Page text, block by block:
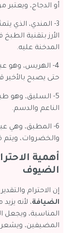
أو الدجاج، ويعتبر
3- المندي، الذي
الأرز بتقنية
المدخنة عليه.
4- الهريس، وهو
حتى يصبح بالأخير
5- السليق، وهو
الناعم والدسم.
6- المطبق، وهي
والخضروات، ويتم
أهمية
الضيوف
إن الاحترام والتقدير
الضيافة، لأنه يزيد
المناسبة، ويجعل
المضيفين،